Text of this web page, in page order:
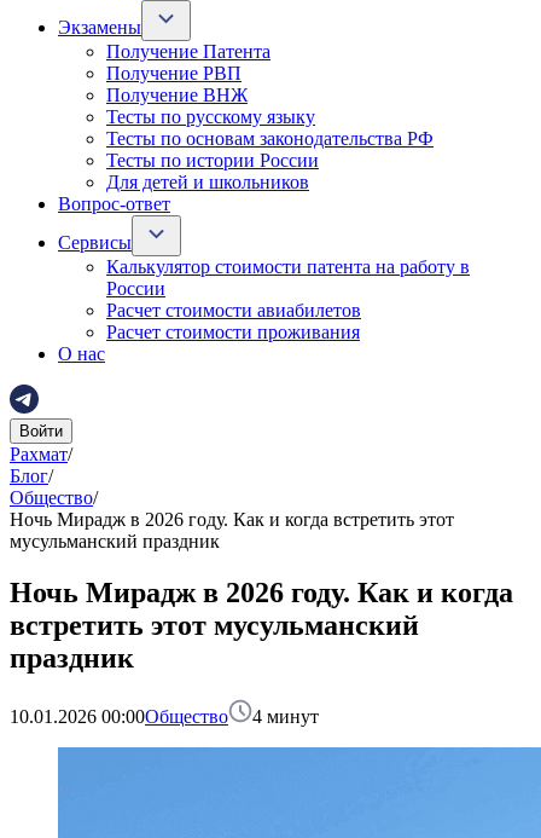
Экзамены
Получение Патента
Получение РВП
Получение ВНЖ
Тесты по русскому языку
Тесты по основам законодательства РФ
Тесты по истории России
Для детей и школьников
Вопрос-ответ
Сервисы
Калькулятор стоимости патента на работу в
России
Расчет стоимости авиабилетов
Расчет стоимости проживания
О нас
Войти
Рахмат/
Блог/
Общество/
Ночь Мирадж в 2026 году. Как и когда встретить этот
мусульманский праздник
Ночь Мирадж в 2026 году. Как и когда
встретить этот мусульманский
праздник
10.01.2026 00:00Общество 4 минут